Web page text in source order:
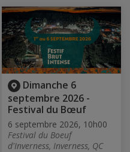
Dimanche 6
septembre 2026 -
Festival du Bœuf
6 septembre 2026, 10h00
Festival du Boeuf
d'Inverness, Inverness, QC